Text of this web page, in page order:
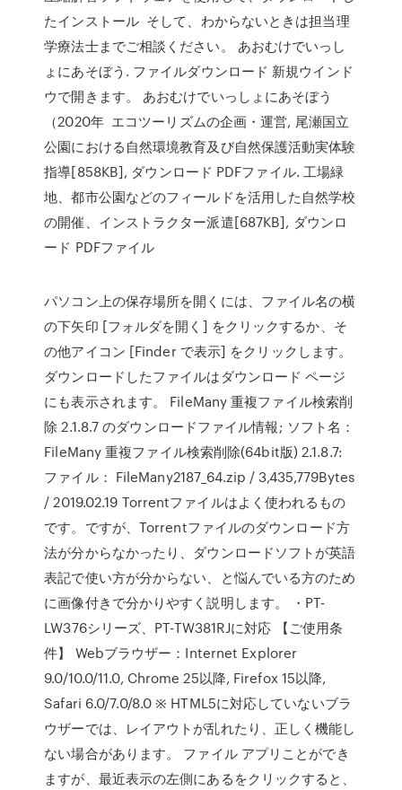
たインストール そして、わからないときは担当理
学療法士までご相談ください。 あおむけでいっし
ょにあそぼう. ファイルダウンロード 新規ウインド
ウで開きます。 あおむけでいっしょにあそぼう
（2020年 エコツーリズムの企画・運営, 尾瀬国立
公園における自然環境教育及び自然保護活動実体験
指導[858KB], ダウンロード PDFファイル. 工場緑
地、都市公園などのフィールドを活用した自然学校
の開催、インストラクター派遣[687KB], ダウンロ
ード PDFファイル
パソコン上の保存場所を開くには、ファイル名の横
の下矢印 [フォルダを開く] をクリックするか、そ
の他アイコン [Finder で表示] をクリックします。
ダウンロードしたファイルはダウンロード ページ
にも表示されます。 FileMany 重複ファイル検索削
除 2.1.8.7 のダウンロードファイル情報; ソフト名：
FileMany 重複ファイル検索削除(64bit版) 2.1.8.7:
ファイル： FileMany2187_64.zip / 3,435,779Bytes
/ 2019.02.19 Torrentファイルはよく使われるもの
です。ですが、Torrentファイルのダウンロード方
法が分からなかったり、ダウンロードソフトが英語
表記で使い方が分からない、と悩んでいる方のため
に画像付きで分かりやすく説明します。 ・PT-
LW376シリーズ、PT-TW381RJに対応 【ご使用条
件】 Webブラウザー：Internet Explorer
9.0/10.0/11.0, Chrome 25以降, Firefox 15以降,
Safari 6.0/7.0/8.0 ※ HTML5に対応していないブラ
ウザーでは、レイアウトが乱れたり、正しく機能し
ない場合があります。 ファイル アプリことができ
ますが、最近表示の左側にあるをクリックすると、